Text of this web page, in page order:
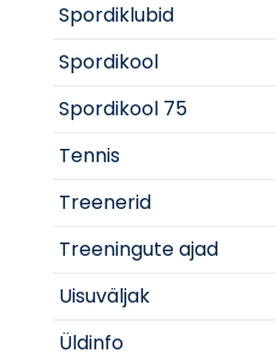
Spordiklubid
Spordikool
Spordikool 75
Tennis
Treenerid
Treeningute ajad
Uisuväljak
Üldinfo